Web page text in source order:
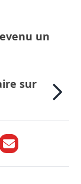
un
sur